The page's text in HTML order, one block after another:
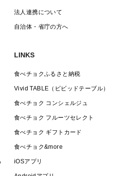
法人連携について
自治体・省庁の方へ
LINKS
食べチョクふるさと納税
Vivid TABLE（ビビッドテーブル）
食べチョク コンシェルジュ
食べチョク フルーツセレクト
食べチョク ギフトカード
食べチョク&more
iOSアプリ